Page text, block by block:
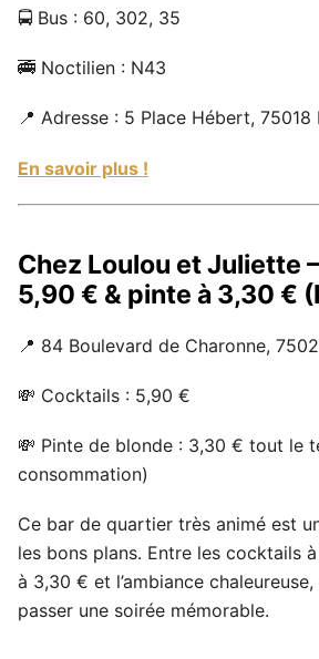
🚍 Bus : 60, 302, 35
🚎 Noctilien : N43
📍 Adresse : 5 Place Hébert, 75018
En savoir plus !
Chez Loulou et Juliette
5,90 € & pinte à 3,30 €
📍 84 Boulevard de Charonne,
💸 Cocktails : 5,90 €
💸 Pinte de blonde : 3,30 € tout le
consommation)
Ce bar de quartier très animé est
les bons plans. Entre les cocktails
à 3,30 € et l’ambiance chaleureuse,
passer une soirée mémorable.